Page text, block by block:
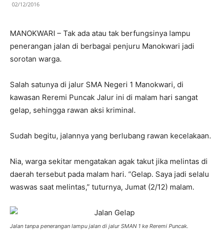
02/12/2016
MANOKWARI – Tak ada atau tak berfungsinya lampu
penerangan jalan di berbagai penjuru Manokwari jadi
sorotan warga.
Salah satunya di jalur SMA Negeri 1 Manokwari, di
kawasan Reremi Puncak Jalur ini di malam hari sangat
gelap, sehingga rawan aksi kriminal.
Sudah begitu, jalannya yang berlubang rawan kecelakaan.
Nia, warga sekitar mengatakan agak takut jika melintas di
daerah tersebut pada malam hari. “Gelap. Saya jadi selalu
waswas saat melintas,” tuturnya, Jumat (2/12) malam.
Jalan tanpa penerangan lampu jalan di jalur SMAN 1 ke Reremi Puncak.